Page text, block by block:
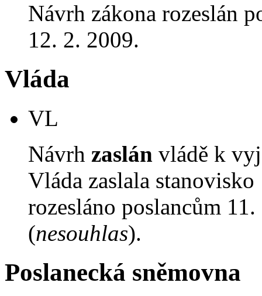
Návrh zákona rozeslán
12. 2. 2009.
Vláda
VL
Návrh zaslán vládě k
Vláda zaslala
rozesláno poslancům
(nesouhlas).
Poslanecká sněmovna